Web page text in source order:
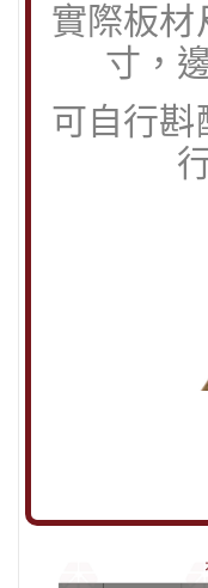
實際板材
寸，
可自行斟